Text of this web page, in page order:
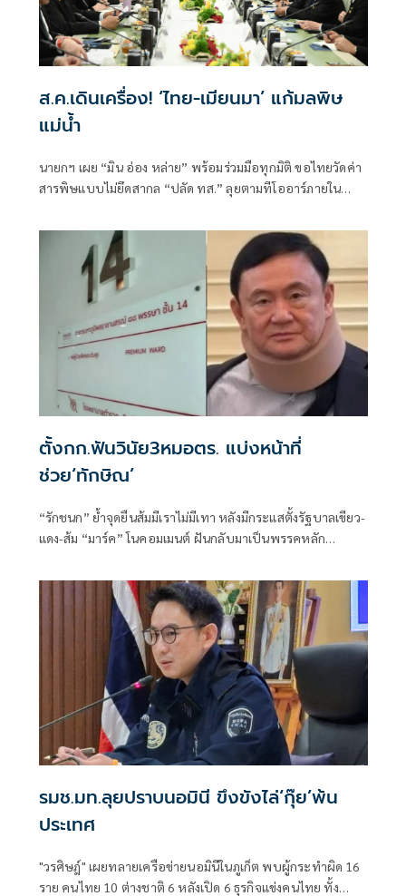
ส.ค.เดินเครื่อง! ‘ไทย-เมียนมา’ แก้มลพิษ
แม่นํ้า
นายกฯ เผย “มิน อ่อง หล่าย” พร้อมร่วมมือทุกมิติ ขอไทยวัดค่า
สารพิษแบบไม่ยึดสากล “ปลัด ทส.” ลุยตามทีโออาร์ภายใน
การทูตไทยบนเวทีโลก
ตั้งกก.ฟันวินัย3หมอตร. แบ่งหน้าที่
ช่วย‘ทักษิณ’
“รักชนก” ย้ำจุดยืนส้มมีเราไม่มีเทา หลังมีกระแสตั้งรัฐบาลเขียว-
แดง-ส้ม “มาร์ค” โนคอมเมนต์ ฝันกลับมาเป็นพรรคหลัก
รมช.มท.ลุยปราบนอมินี ขึงขังไล่‘กุ๊ย’พ้น
ประเทศ
"วรศิษฎ์" เผยทลายเครือข่ายนอมินีในภูเก็ต พบผู้กระทำผิด 16
ราย คนไทย 10 ต่างชาติ 6 หลังเปิด 6 ธุรกิจแข่งคนไทย ทั้ง